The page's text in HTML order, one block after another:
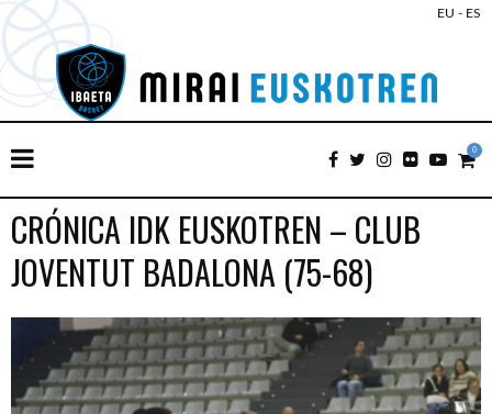
EU - ES
0
CRÓNICA IDK EUSKOTREN – CLUB
JOVENTUT BADALONA (75-68)